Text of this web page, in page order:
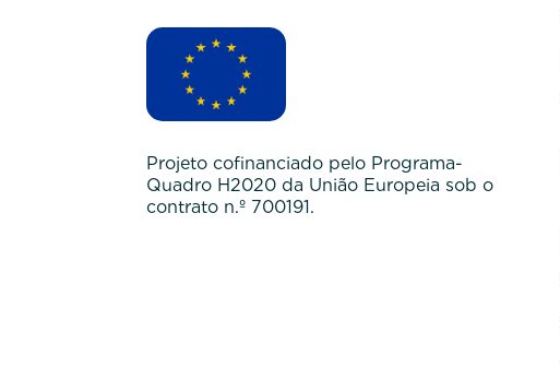
Projeto cofinanciado pelo Programa-
Quadro H2020 da União Europeia sob o
contrato n.º 700191.